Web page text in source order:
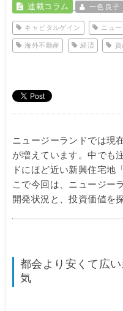
連載コラム 一色 良子
キャピタルゲイン ニュ
海外不動産
経済
ニュージーランドでは現
が増えています。中でも
ドにほど近い新興住宅地
こで今回は、ニュージー
開発状況と、投資価値を
都会より安くて広
気